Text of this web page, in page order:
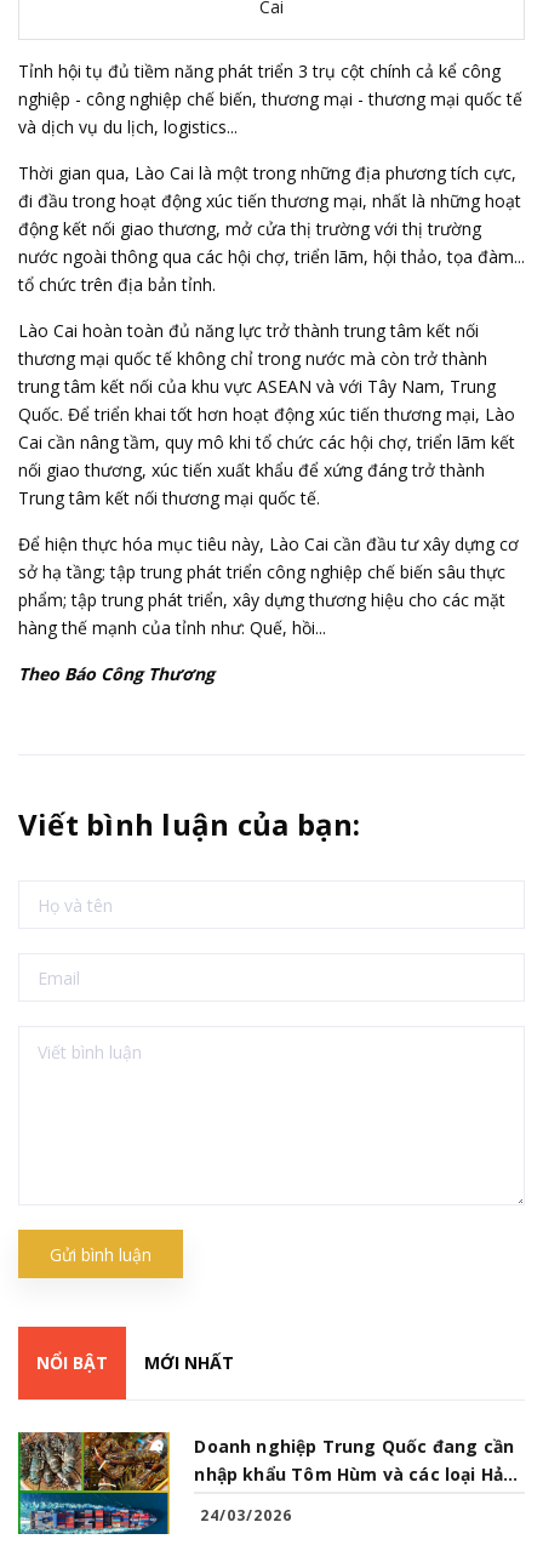
Cai
Tỉnh hội tụ đủ tiềm năng phát triển 3 trụ cột chính cả kể công
nghiệp - công nghiệp chế biến, thương mại - thương mại quốc tế
và dịch vụ du lịch, logistics...
Thời gian qua, Lào Cai là một trong những địa phương tích cực,
đi đầu trong hoạt động xúc tiến thương mại, nhất là những hoạt
động kết nối giao thương, mở cửa thị trường với thị trường
nước ngoài thông qua các hội chợ, triển lãm, hội thảo, tọa đàm...
tổ chức trên địa bản tỉnh.
Lào Cai hoàn toàn đủ năng lực trở thành trung tâm kết nối
thương mại quốc tế không chỉ trong nước mà còn trở thành
trung tâm kết nối của khu vực ASEAN và với Tây Nam, Trung
Quốc. Để triển khai tốt hơn hoạt động xúc tiến thương mại, Lào
Cai cần nâng tầm, quy mô khi tổ chức các hội chợ, triển lãm kết
nối giao thương, xúc tiến xuất khẩu để xứng đáng trở thành
Trung tâm kết nối thương mại quốc tế.
Để hiện thực hóa mục tiêu này, Lào Cai cần đầu tư xây dựng cơ
sở hạ tầng; tập trung phát triển công nghiệp chế biến sâu thực
phẩm; tập trung phát triển, xây dựng thương hiệu cho các mặt
hàng thế mạnh của tỉnh như: Quế, hồi...
Theo Báo Công Thương
Viết bình luận của bạn:
Gửi bình luận
NỔI BẬT MỚI NHẤT
Doanh nghiệp Trung Quốc đang cần
nhập khẩu Tôm Hùm và các loại Hải
24/03/2026